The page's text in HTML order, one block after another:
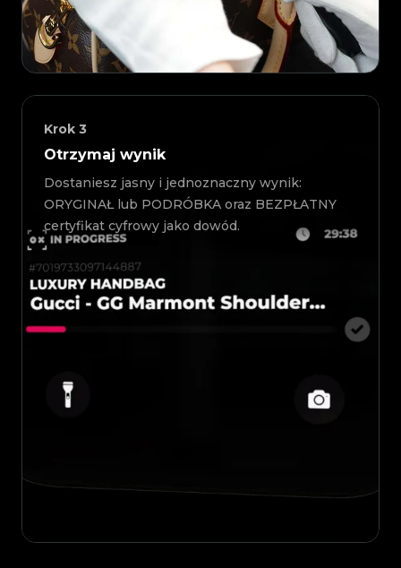
Krok 3
Otrzymaj wynik
Dostaniesz jasny i jednoznaczny wynik:
ORYGINAŁ lub PODRÓBKA oraz BEZPŁATNY
certyfikat cyfrowy jako dowód.